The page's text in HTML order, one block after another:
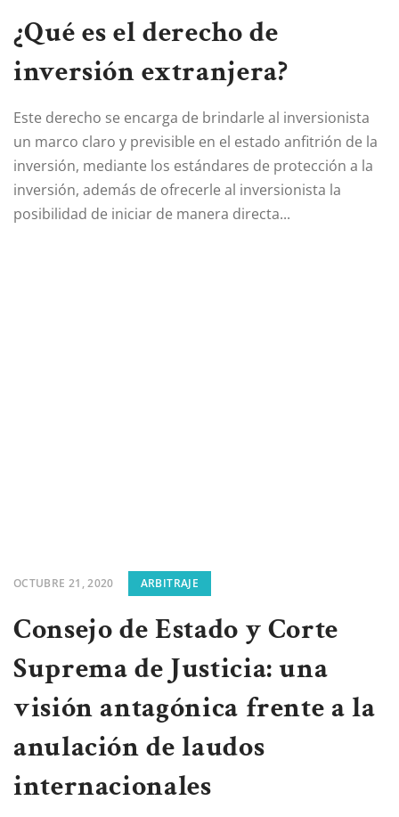
¿Qué es el derecho de
inversión extranjera?
Este derecho se encarga de brindarle al inversionista
un marco claro y previsible en el estado anfitrión de la
inversión, mediante los estándares de protección a la
inversión, además de ofrecerle al inversionista la
posibilidad de iniciar de manera directa...
OCTUBRE 21, 2020 ARBITRAJE
Consejo de Estado y Corte
Suprema de Justicia: una
visión antagónica frente a la
anulación de laudos
internacionales